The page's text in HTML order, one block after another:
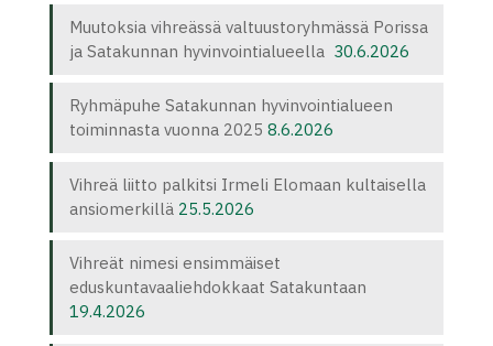
Muutoksia vihreässä valtuustoryhmässä Porissa
ja Satakunnan hyvinvointialueella 30.6.2026
Ryhmäpuhe Satakunnan hyvinvointialueen
toiminnasta vuonna 2025 8.6.2026
Vihreä liitto palkitsi Irmeli Elomaan kultaisella
ansiomerkillä 25.5.2026
Vihreät nimesi ensimmäiset
eduskuntavaaliehdokkaat Satakuntaan
19.4.2026